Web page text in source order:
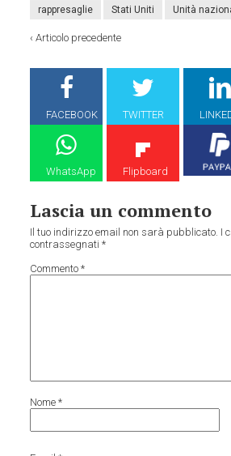
rappresaglie Stati Uniti Unità
‹Articolo precedente
FACEBOOK TWITTER
WhatsApp Flipboard
Lascia un commento
Il tuo indirizzo email non sarà pubblicato. I
contrassegnati*
Commento*
Nome*